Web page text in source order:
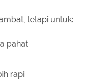
tetapi untuk:
pahat
rapi